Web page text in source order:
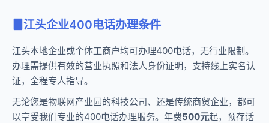
江头企业400电话办理条件
江头本地企业或个体工商户均可办理400电话，无行业限制。
办理需提供有效的营业执照和法人身份证明，支持线上实名认
证，全程专人指导。
无论您是物联网产业园的科技公司、还是传统商贸企业，都可
以享受我们专业的400电话办理服务。年费500元起，预存话